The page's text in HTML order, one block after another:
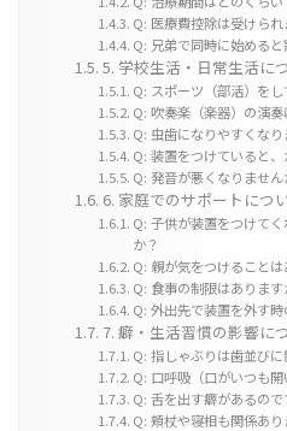
Q: 医療費控除は受けられ
Q: 兄弟で同時に始める
5. 学校生活・日常生活に
Q: スポーツ（部活）をし
Q: 吹奏楽（楽器）の演奏
Q: 虫歯になりやすくなり
Q: 装置をつけていると
Q: 発音が悪くなりません
6. 家庭でのサポートにつ
Q: 子供が装置をつけて
か？
Q: 親が気をつけることは
Q: 食事の制限はあります
Q: 外出先で装置を外す時
7. 癖・生活習慣の影響に
Q: 指しゃぶりは歯並びに
Q: 口呼吸（口がいつも
Q: 舌を出す癖があるので
Q: 頬杖や寝相も関係あり